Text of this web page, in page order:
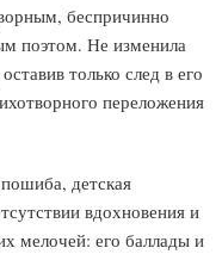
беспричинно
поэтом. Не изменила
только след в его
переложения
детская
вдохновения и
мелочей: его баллады и